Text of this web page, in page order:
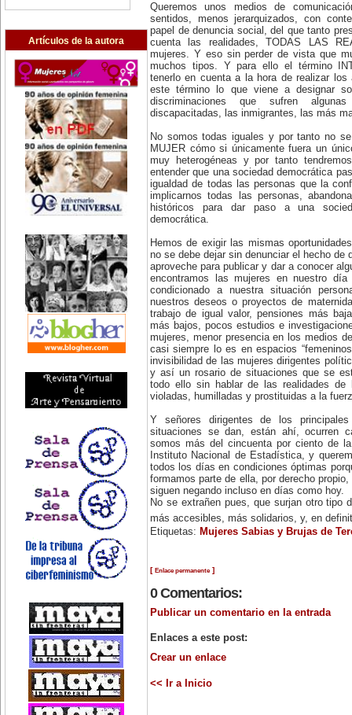
Artículos de la autora
Queremos unos medios de
sentidos, menos jerarquizados, con
papel de denuncia social, del que tanto
cuenta las realidades, TODAS LAS
mujeres. Y eso sin perder de vista que
muchos tipos. Y para ello el término
tenerlo en cuenta a la hora de realizar
este término lo que viene a designar
discriminaciones que sufren
discapacitadas, las inmigrantes, las más
No somos todas iguales y por tanto no
MUJER cómo si únicamente fuera un
muy heterogéneas y por tanto
entender que una sociedad democrática
igualdad de todas las personas que la
implicarnos todas las personas,
históricos para dar paso a una
democrática.
Hemos de exigir las mismas
no se debe dejar sin denunciar el hecho de
aproveche para publicar y dar a conocer
encontramos las mujeres en nuestro
condicionado a nuestra situación
nuestros deseos o proyectos de
trabajo de igual valor, pensiones más
más bajos, pocos estudios e
mujeres, menor presencia en los medios
casi siempre lo es en espacios
invisibilidad de las mujeres dirigentes
y así un rosario de situaciones que se
todo ello sin hablar de las realidades de
violadas, humilladas y prostituidas a la
Y señores dirigentes de los
situaciones se dan, están ahí, ocurren
somos más del cincuenta por ciento de
Instituto Nacional de Estadística, y
todos los días en condiciones óptimas
formamos parte de ella, por derecho
siguen negando incluso en días como hoy.
No se extrañen pues, que surjan otro tipo
más accesibles, más solidarios, y, en
Etiquetas: Mujeres Sabias y Brujas de
[ Enlace permanente]
0 Comentarios:
Publicar un comentario en la entrada
Enlaces a este post:
Crear un enlace
<< Ir a Inicio